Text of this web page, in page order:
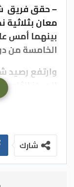
– حقق فريق
معان بثلاثية
بينهما أمس
الخامسة من
المركز
معان نقطتين
حمزة
هيكل من
وكانت لجنة
شارك